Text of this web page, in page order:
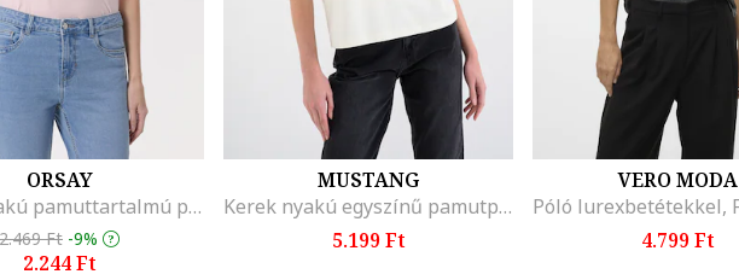
ORSAY
Kerek nyakú pamuttartalmú póló
2.469 Ft -9%
2.244 Ft
MUSTANG
Kerek nyakú egyszínű pamutpóló, Csontszín
5.199 Ft
VERO MODA
4.799 Ft